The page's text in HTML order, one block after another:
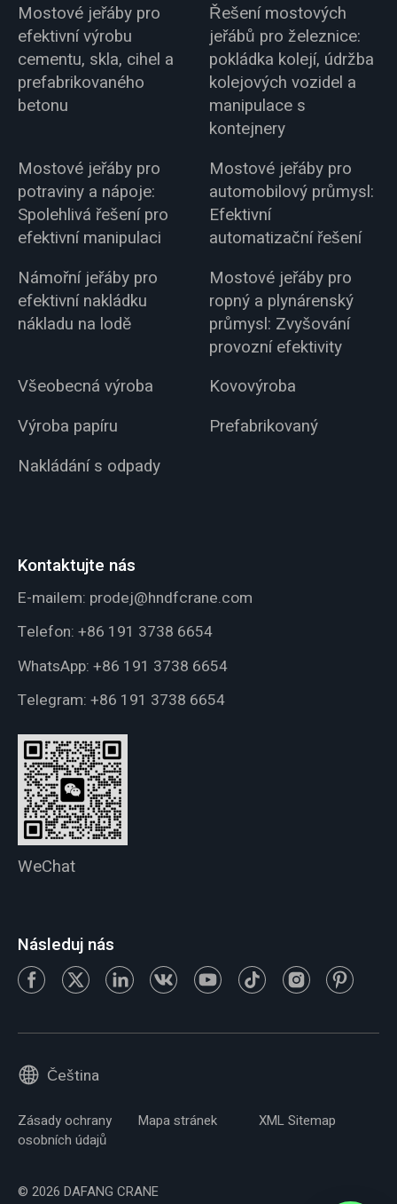
Mostové jeřáby pro
efektivní výrobu
cementu, skla, cihel a
prefabrikovaného
betonu
Řešení mostových
jeřábů pro železnice:
pokládka kolejí, údržba
kolejových vozidel a
manipulace s
kontejnery
Mostové jeřáby pro
potraviny a nápoje:
Spolehlivá řešení pro
efektivní manipulaci
Mostové jeřáby pro
automobilový průmysl:
Efektivní
automatizační řešení
Námořní jeřáby pro
efektivní nakládku
nákladu na lodě
Mostové jeřáby pro
ropný a plynárenský
průmysl: Zvyšování
provozní efektivity
Všeobecná výroba
Kovovýroba
Výroba papíru
Prefabrikovaný
Nakládání s odpady
Kontaktujte nás
E-mailem: prodej@hndfcrane.com
Telefon: +86 191 3738 6654
WhatsApp: +86 191 3738 6654
Telegram: +86 191 3738 6654
WeChat
Následuj nás
Čeština
Zásady ochrany
osobních údajů
Mapa stránek XML Sitemap
© 2026 DAFANG CRANE